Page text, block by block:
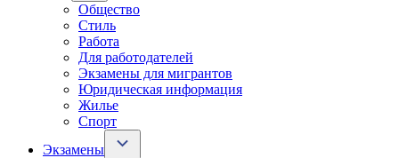
Общество
Стиль
Работа
Для работодателей
Экзамены для мигрантов
Юридическая информация
Жилье
Спорт
Экзамены